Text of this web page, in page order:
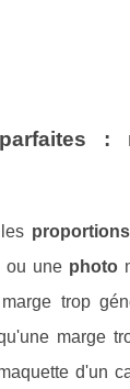
:
ou une photo
trop
marge
d'un